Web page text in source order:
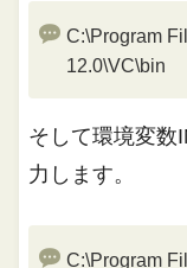
C:\Program
12.0\VC\bin
そして環境変数
力します。
C:\Program